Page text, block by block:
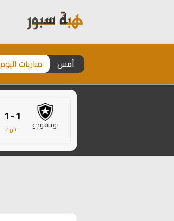
أمس مباريات اليوم
بوتافوجو 1 - 1
انتهت